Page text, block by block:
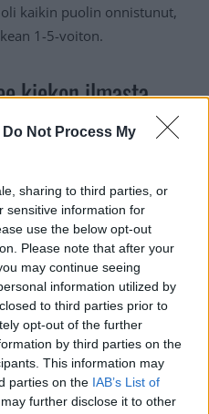
Do Not Process My
sharing to third parties, or
sensitive information for
use the below opt-out
Please note that after your
may continue seeing
information utilized by
to third parties prior to
opt-out of the further
by third parties on the
This information may
parties on the IAB’s List of
further disclose it to other
kaikin puolin onnistunut,
1-5-voiton.
kiekon ilmasta
tästä.
Seuraava artikkeli